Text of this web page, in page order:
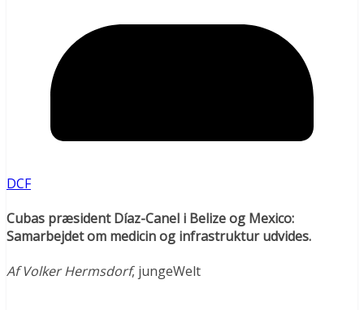
DCF
Cubas præsident Díaz-Canel i Belize og Mexico:
Samarbejdet om medicin og infrastruktur udvides.
Af Volker Hermsdorf, jungeWelt